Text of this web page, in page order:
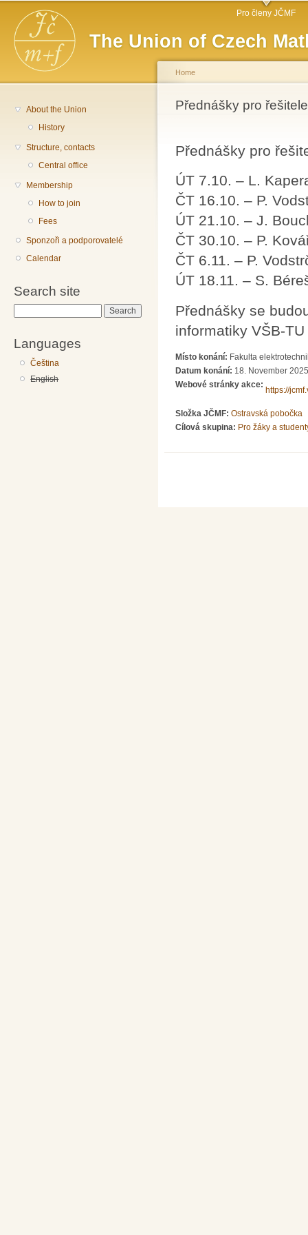
The Union of Czech
Main menu Pro členy JČMF
About the Union
History
Structure, contacts
Central office
Membership
How to join
Fees
Sponzoři a podporovatelé
Calendar
Search site
Languages
Čeština
English
You are here
Home
Přednášky pro
Přednášky pro
ÚT 7.10. – L.
ČT 16.10. – P.
ÚT 21.10. – J.
ČT 30.10. – P.
ČT 6.11. – P.
ÚT 18.11. – S.
Přednášky se
informatiky VŠB-
Místo konání: Fakulta
Datum konání: 18. November
Webové stránky akce:
https://
Složka JČMF: Ostravská pobočka
Cílová skupina: Pro žáky a